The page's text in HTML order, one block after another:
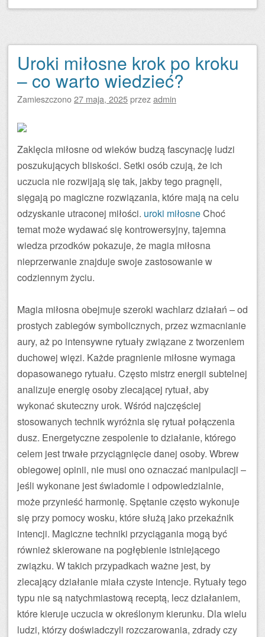
Uroki miłosne krok po kroku
– co warto wiedzieć?
Zamieszczono27 maja, 2025przezadmin
Zaklęcia miłosne od wieków budzą fascynację ludzi
poszukujących bliskości. Setki osób czują, że ich
uczucia nie rozwijają się tak, jakby tego pragnęli,
sięgają po magiczne rozwiązania, które mają na celu
odzyskanie utraconej miłości. uroki miłosneChoć
temat może wydawać się kontrowersyjny, tajemna
wiedza przodków pokazuje, że magia miłosna
nieprzerwanie znajduje swoje zastosowanie w
codziennym życiu.
Magia miłosna obejmuje szeroki wachlarz działań – od
prostych zabiegów symbolicznych, przez wzmacnianie
aury, aż po intensywne rytuały związane z tworzeniem
duchowej więzi. Każde pragnienie miłosne wymaga
dopasowanego rytuału. Często mistrz energii subtelnej
analizuje energię osoby zlecającej rytuał, aby
wykonać skuteczny urok. Wśród najczęściej
stosowanych technik wyróżnia się rytuał połączenia
dusz. Energetyczne zespolenie to działanie, którego
celem jest trwałe przyciągnięcie danej osoby. Wbrew
obiegowej opinii, nie musi ono oznaczać manipulacji –
jeśli wykonane jest świadomie i odpowiedzialnie,
może przynieść harmonię. Spętanie często wykonuje
się przy pomocy wosku, które służą jako przekaźnik
intencji. Magiczne techniki przyciągania mogą być
również skierowane na pogłębienie istniejącego
związku. W takich przypadkach ważne jest, by
zlecający działanie miała czyste intencje. Rytuały tego
typu nie są natychmiastową receptą, lecz działaniem,
które kieruje uczucia w określonym kierunku. Dla wielu
ludzi, którzy doświadczyli rozczarowania, zdrady czy